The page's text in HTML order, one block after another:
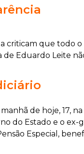
criticam que todo
Eduardo Leite
de hoje, 17,
do Estado e o ex-
Especial,